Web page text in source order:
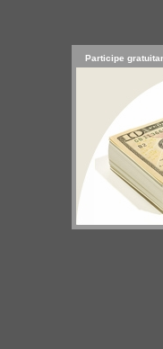
Participe